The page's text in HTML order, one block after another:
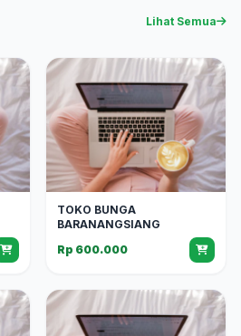
Lihat Semua
TOKO BUNGA
BARANANGSIANG
Rp 600.000